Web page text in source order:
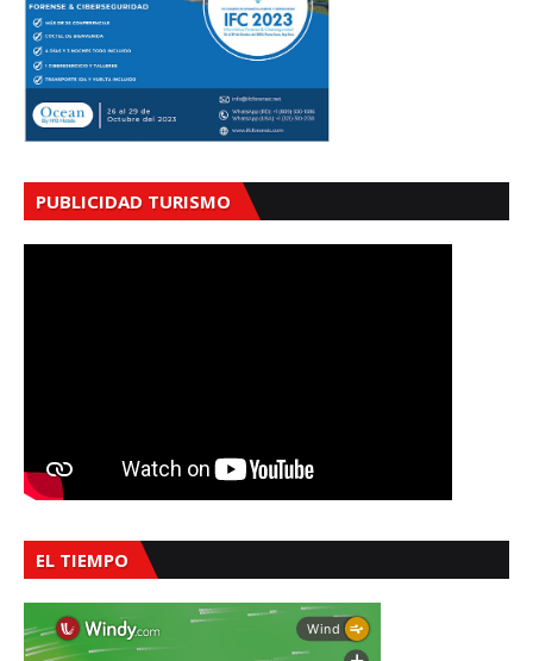
PUBLICIDAD TURISMO
EL TIEMPO